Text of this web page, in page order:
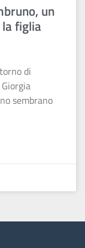
un
figlia
di
sembrano